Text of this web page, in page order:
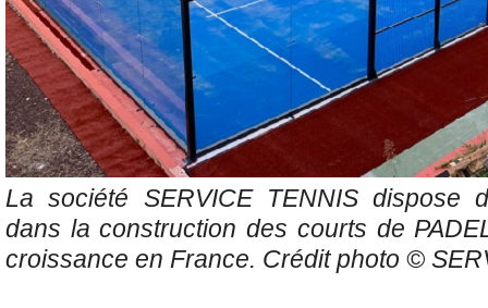
La société SERVICE TENNIS dispose
dans la construction des courts de
croissance en France. Crédit photo ©